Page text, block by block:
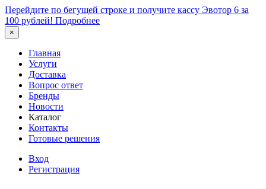
Перейдите по бегущей строке и получите кассу Эвотор 6 за
100 рублей! Подробнее
×
Главная
Услуги
Доставка
Вопрос ответ
Бренды
Новости
Каталог
Контакты
Готовые решения
Вход
Регистрация